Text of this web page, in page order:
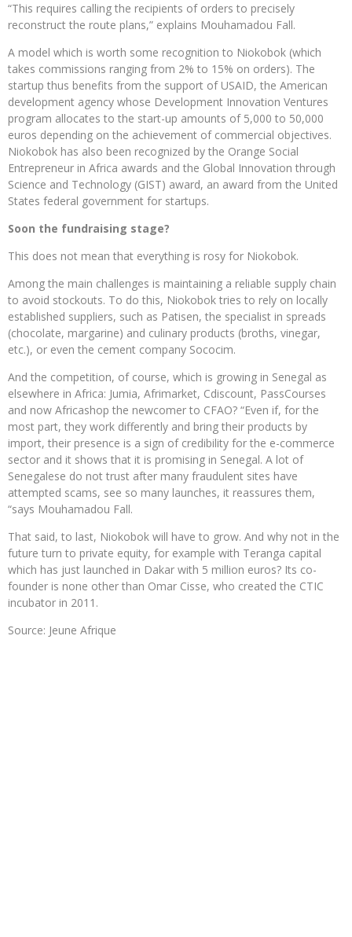
“This requires calling the recipients of orders to precisely
reconstruct the route plans,” explains Mouhamadou Fall.
A model which is worth some recognition to Niokobok (which
takes commissions ranging from 2% to 15% on orders). The
startup thus benefits from the support of USAID, the American
development agency whose Development Innovation Ventures
program allocates to the start-up amounts of 5,000 to 50,000
euros depending on the achievement of commercial objectives.
Niokobok has also been recognized by the Orange Social
Entrepreneur in Africa awards and the Global Innovation through
Science and Technology (GIST) award, an award from the United
States federal government for startups.
Soon the fundraising stage?
This does not mean that everything is rosy for Niokobok.
Among the main challenges is maintaining a reliable supply chain
to avoid stockouts. To do this, Niokobok tries to rely on locally
established suppliers, such as Patisen, the specialist in spreads
(chocolate, margarine) and culinary products (broths, vinegar,
etc.), or even the cement company Sococim.
And the competition, of course, which is growing in Senegal as
elsewhere in Africa: Jumia, Afrimarket, Cdiscount, PassCourses
and now Africashop the newcomer to CFAO? “Even if, for the
most part, they work differently and bring their products by
import, their presence is a sign of credibility for the e-commerce
sector and it shows that it is promising in Senegal. A lot of
Senegalese do not trust after many fraudulent sites have
attempted scams, see so many launches, it reassures them,
“says Mouhamadou Fall.
That said, to last, Niokobok will have to grow. And why not in the
future turn to private equity, for example with Teranga capital
which has just launched in Dakar with 5 million euros? Its co-
founder is none other than Omar Cisse, who created the CTIC
incubator in 2011.
Source: Jeune Afrique